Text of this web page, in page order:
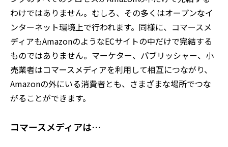
わけではありません。むしろ、その多くはオープンなイ
ンターネット環境上で行われます。同様に、コマースメ
ディアもAmazonのようなECサイトの中だけで完結する
ものではありません。マーケター、パブリッシャー、小
売業者はコマースメディアを利用して相互につながり、
Amazonの外にいる消費者とも、さまざまな場所でつな
がることができます。
コマースメディアは…